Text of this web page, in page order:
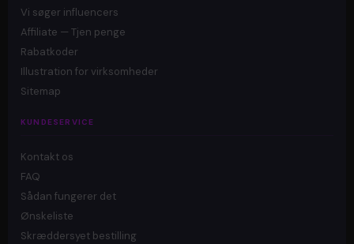
Vi søger influencers
Affiliate — Tjen penge
Rabatkoder
Illustration for virksomheder
Sitemap
KUNDESERVICE
Kontakt os
FAQ
Sådan fungerer det
Ønskeliste
Skræddersyet bestilling